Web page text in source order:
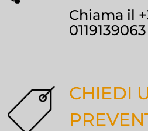
Chiama il
0119139063
CHIEDI